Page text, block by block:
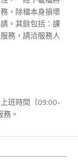
，除檔本身損壞
。其餘包括：課
務，請洽服務人
班時間（09:00-
。